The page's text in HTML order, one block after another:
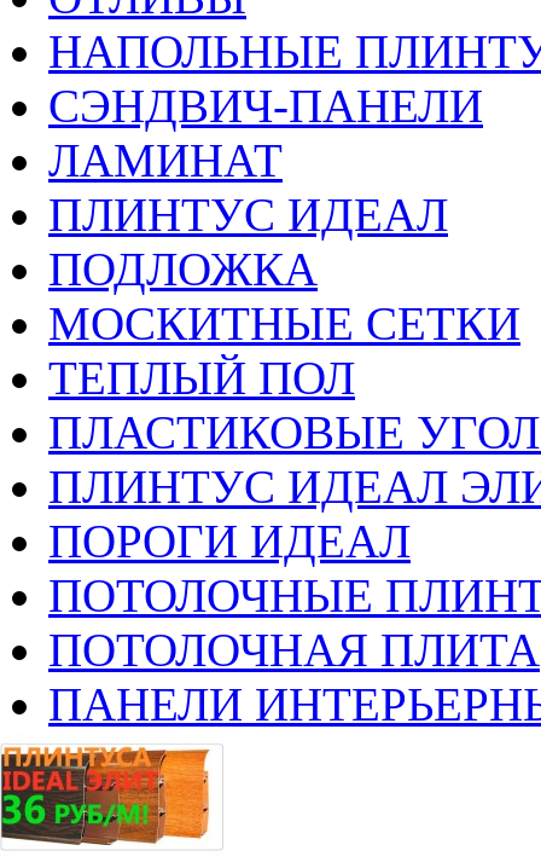
НАПОЛЬНЫЕ
СЭНДВИЧ-ПАНЕЛИ
ЛАМИНАТ
ПЛИНТУС ИДЕАЛ
ПОДЛОЖКА
МОСКИТНЫЕ СЕТКИ
ТЕПЛЫЙ ПОЛ
ПЛАСТИКОВЫЕ
ПЛИНТУС ИДЕАЛ
ПОРОГИ ИДЕАЛ
ПОТОЛОЧНЫЕ
ПОТОЛОЧНАЯ ПЛИТА
ПАНЕЛИ